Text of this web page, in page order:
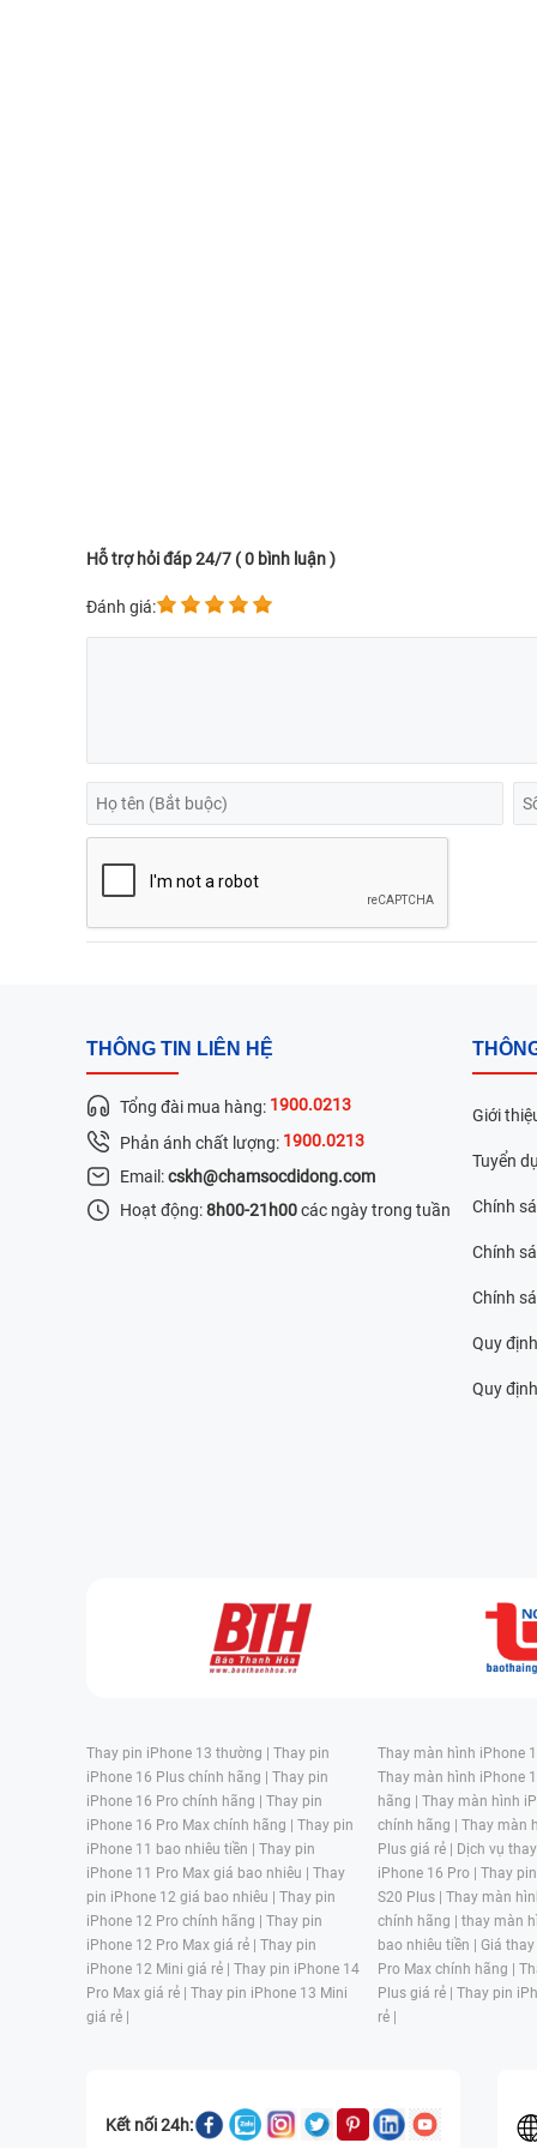
Hỗ trợ hỏi đáp 24/7 ( 0 bình luận )
Đánh giá:
THÔNG TIN LIÊN HỆ
Tổng đài mua hàng: 1900.0213
Phản ánh chất lượng: 1900.0213
Email:cskh@chamsocdidong.com
Hoạt động:8h00-21h00các ngày trong tuần
Giới
Tuyển
Chính
Chính
Chính
Quy
Quy
Thay pin iPhone 13 thường | Thay pin
iPhone 16 Plus chính hãng | Thay pin
iPhone 16 Pro chính hãng | Thay pin
iPhone 16 Pro Max chính hãng | Thay pin
iPhone 11 bao nhiêu tiền | Thay pin
iPhone 11 Pro Max giá bao nhiêu | Thay
pin iPhone 12 giá bao nhiêu | Thay pin
iPhone 12 Pro chính hãng | Thay pin
iPhone 12 Pro Max giá rẻ | Thay pin
iPhone 12 Mini giá rẻ | Thay pin iPhone 14
Pro Max giá rẻ | Thay pin iPhone 13 Mini
giá rẻ |
Thay màn hình iPhone
Thay màn hình iPhone
hãng | Thay màn hình
chính hãng | Thay màn
Plus giá rẻ | Dịch vụ
iPhone 16 Pro | Thay
S20 Plus | Thay màn
chính hãng | thay màn
bao nhiêu tiền | Giá
Pro Max chính hãng |
Plus giá rẻ | Thay pin
rẻ |
Kết nối 24h: